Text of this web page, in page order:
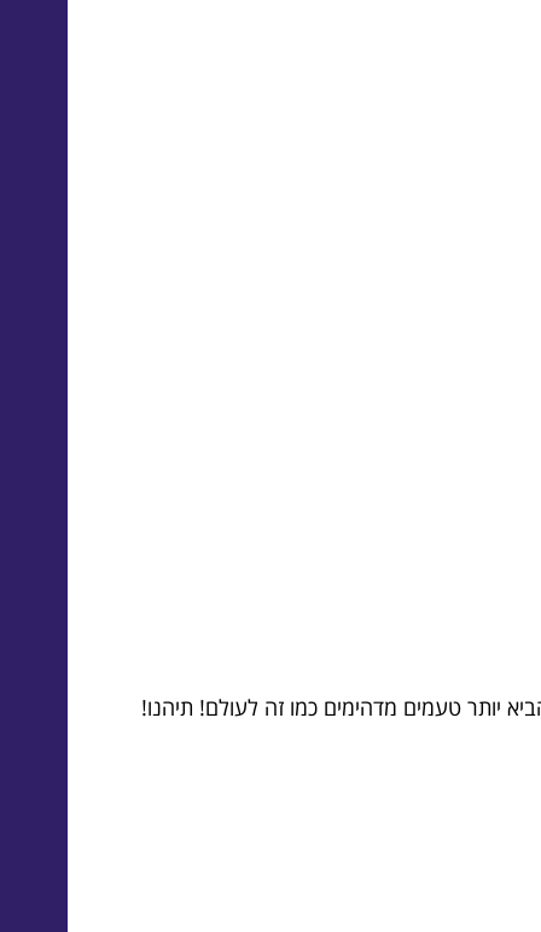
יותר טעמים מדהימים כמו זה לעולם! תיהנו!